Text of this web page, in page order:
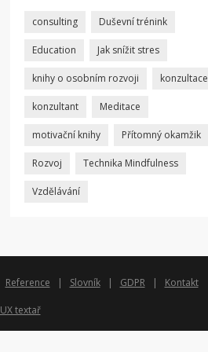
consulting Duševní trénink
Education Jak snížit stres
knihy o osobním rozvoji konzultace
konzultant Meditace
motivační knihy Přítomný okamžik
Rozvoj Technika Mindfulness
Vzdělávání
Reference Slovník GDPR Kontakt
UX textař